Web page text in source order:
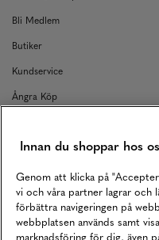
Bli Medlem
Butiker
Kundservice
Ångra Köp
Returer
Köpvillkor
Karriär
Vårt Ansvar
Innan du shoppar hos
Genom att klicka på
vi och våra partner lagrar och
förbättra navigeringen på
webbplatsen används samt
marknadsföring för dig, även